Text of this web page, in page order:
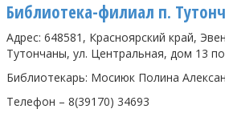
Библиотека-филиал п.
Адрес: 648581, Красноярский край,
Тутончаны, ул. Центральная, дом 13
Библиотекарь: Мосиюк Полина
Телефон – 8(39170) 34693